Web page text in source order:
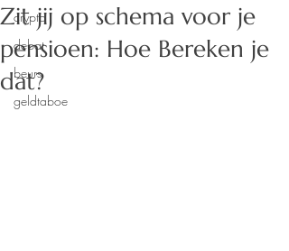
crypto
debat
beurs
geldtaboe
Zit jij op schema voor je
pensioen: Hoe Bereken je
dat?